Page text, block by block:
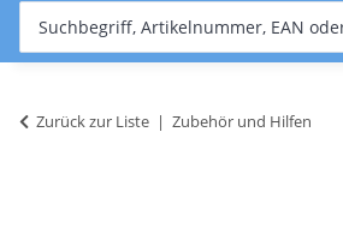
Zurück zur Liste Zubehör und Hilfen